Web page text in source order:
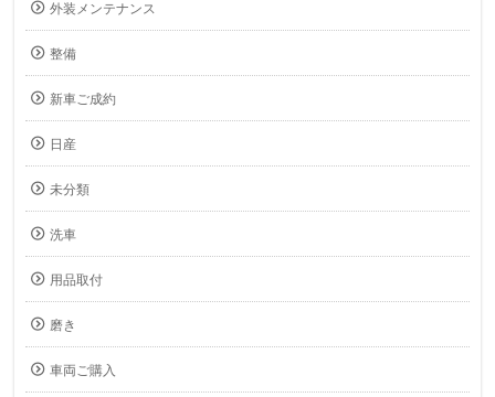
外装メンテナンス
整備
新車ご成約
日産
未分類
洗車
用品取付
磨き
車両ご購入